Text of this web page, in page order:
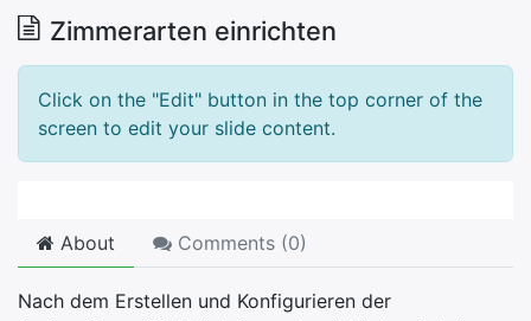
Zimmerarten einrichten
Click on the "Edit" button in the top corner of the
screen to edit your slide content.
About Comments (0)
Nach dem Erstellen und Konfigurieren der